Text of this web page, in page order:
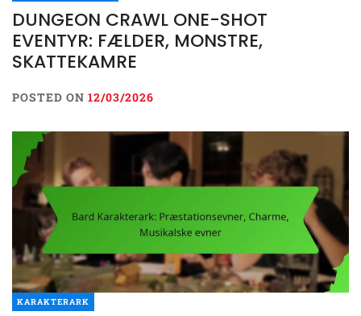
DUNGEON CRAWL ONE-SHOT
EVENTYR: FÆLDER, MONSTRE,
SKATTEKAMRE
POSTED ON 12/03/2026
KARAKTERARK